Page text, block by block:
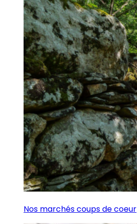
Nos marchés coups de coeur